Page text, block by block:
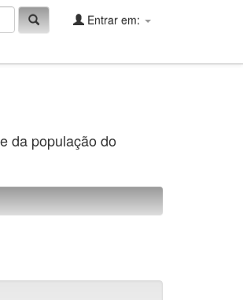
Entrar em:
da população do